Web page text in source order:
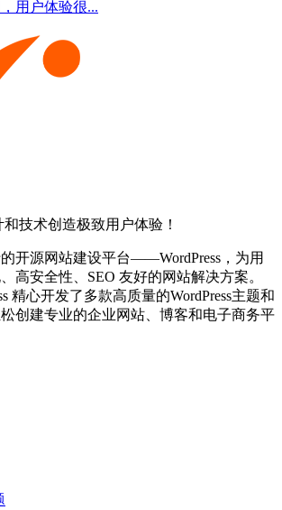
用户体验很...
技术创造极致用户体验！
开源网站建设平台——WordPress，为用
高安全性、SEO 友好的网站解决方案。
精心开发了多款高质量的WordPress主题和
创建专业的企业网站、博客和电子商务平